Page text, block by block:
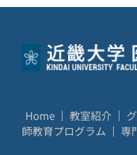
Home ｜ 教室紹介 ｜
師教育プログラム ｜ 専